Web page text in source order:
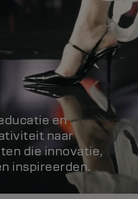
en
naar
die innovatie,
inspireerden.